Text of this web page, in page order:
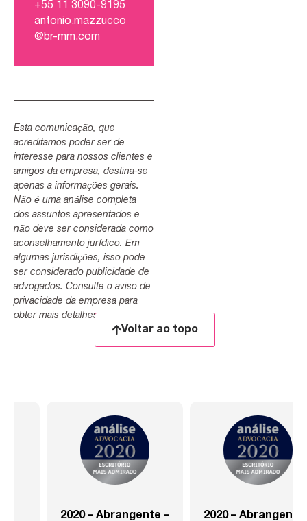
+55 11 3090-9195
antonio.mazzucco
@br-mm.com
Esta comunicação, que
acreditamos poder ser de
interesse para nossos clientes e
amigos da empresa, destina-se
apenas a informações gerais.
Não é uma análise completa
dos assuntos apresentados e
não deve ser considerada como
aconselhamento jurídico. Em
algumas jurisdições, isso pode
ser considerado publicidade de
advogados. Consulte o aviso de
privacidade da empresa para
obter mais detalhes.
Voltar ao topo
2020 – Abrangente –
2020 – Abrangente –